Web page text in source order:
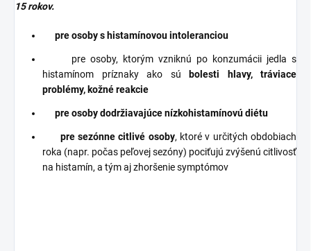
15 rokov.
pre osoby s histamínovou intoleranciou
pre osoby, ktorým vzniknú po konzumácii jedla s
histamínom príznaky ako sú bolesti hlavy, tráviace
problémy, kožné reakcie
pre osoby dodržiavajúce nízkohistamínovúdiétu
pre sezónne citlivé osoby, ktoré v určitých obdobiach
roka (napr. počas peľovej sezóny) pociťujú zvýšenú citlivosť
na histamín, a tým aj zhoršenie symptómov